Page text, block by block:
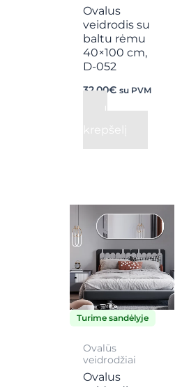
Ovalus
veidrodis su
baltu rėmu
40×100 cm,
D-052
32,00€ su PVM
Į
krepšelį
Turime sandėlyje
Ovalūs
veidrodžiai
Ovalus